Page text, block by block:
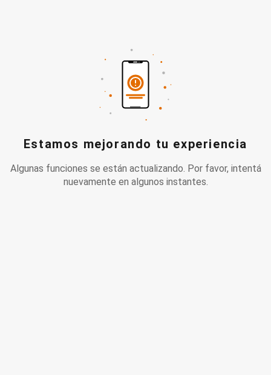
Estamos mejorando tu experiencia
Algunas funciones se están actualizando. Por favor, intentá
nuevamente en algunos instantes.